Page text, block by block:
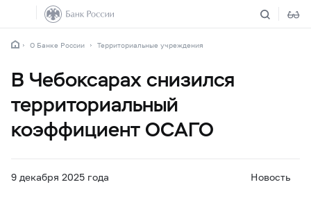
О Банке России Территориальные учреждения
В Чебоксарах снизился
территориальный
коэффициент ОСАГО
9 декабря 2025 года Новость